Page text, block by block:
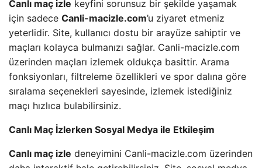
Canlı maç izle keyfini sorunsuz bir şekilde yaşamak
için sadece Canli-macizle.com’u ziyaret etmeniz
yeterlidir. Site, kullanıcı dostu bir arayüze sahiptir ve
maçları kolayca bulmanızı sağlar. Canli-macizle.com
üzerinden maçları izlemek oldukça basittir. Arama
fonksiyonları, filtreleme özellikleri ve spor dalına göre
sıralama seçenekleri sayesinde, izlemek istediğiniz
maçı hızlıca bulabilirsiniz.
Canlı Maç İzlerken Sosyal Medya ile Etkileşim
Canlı maç izle deneyimini Canli-macizle.com üzerinden